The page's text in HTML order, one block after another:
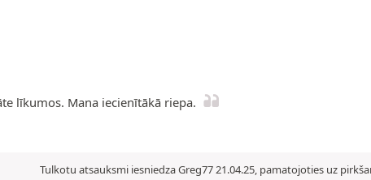
līkumos. Mana iecienītākā riepa.
Tulkotu atsauksmi iesniedza Greg77 21.04.25, pamatojoties uz